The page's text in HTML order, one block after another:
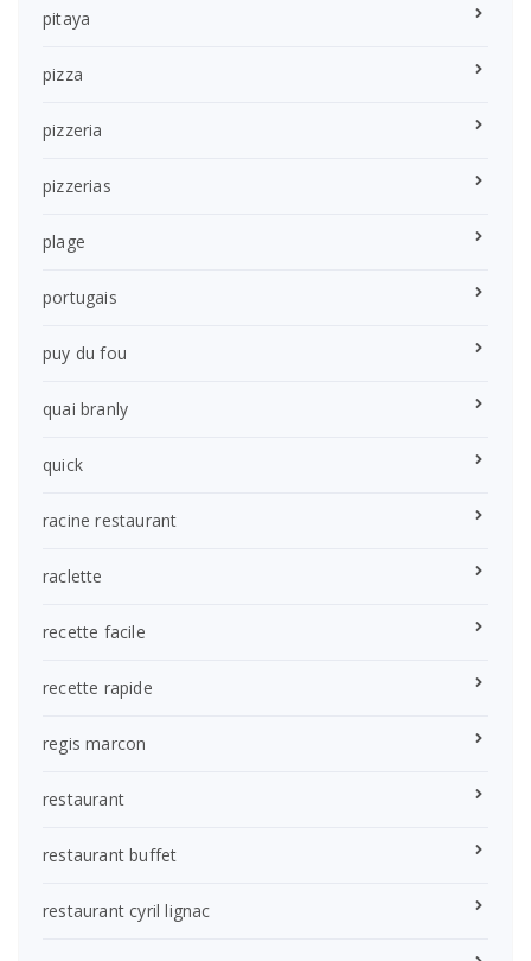
pitaya
pizza
pizzeria
pizzerias
plage
portugais
puy du fou
quai branly
quick
racine restaurant
raclette
recette facile
recette rapide
regis marcon
restaurant
restaurant buffet
restaurant cyril lignac